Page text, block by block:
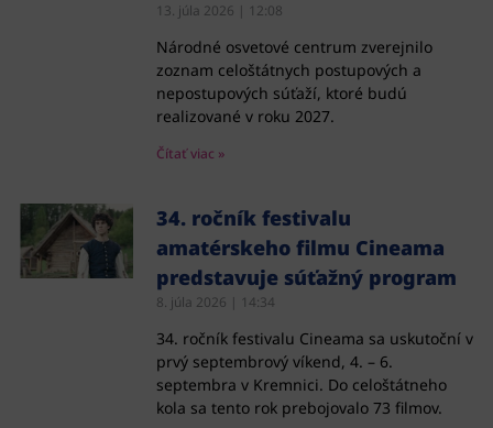
13. júla 2026 12:08
Národné osvetové centrum zverejnilo
zoznam celoštátnych postupových a
nepostupových súťaží, ktoré budú
realizované v roku 2027.
Čítať viac »
34. ročník festivalu
amatérskeho filmu Cineama
predstavuje súťažný program
8. júla 2026 14:34
34. ročník festivalu Cineama sa uskutoční v
prvý septembrový víkend, 4. – 6.
septembra v Kremnici. Do celoštátneho
kola sa tento rok prebojovalo 73 filmov.